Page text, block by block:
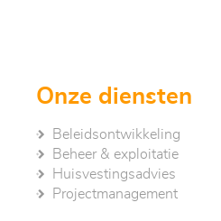
Onze diensten
Beleidsontwikkeling
Beheer & exploitatie
Huisvestingsadvies
Project­management